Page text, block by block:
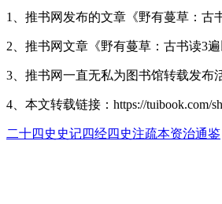
1、推书网发布的文章《野有蔓草：古
2、推书网文章《野有蔓草：古书读3
3、推书网一直无私为图书馆转载发布
4、本文转载链接：https://tuibook.com/
二十四史 史记四经四史注疏本资治通鉴